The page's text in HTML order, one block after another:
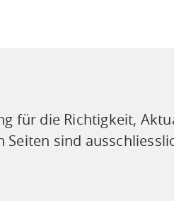
für die Richtigkeit,
sind